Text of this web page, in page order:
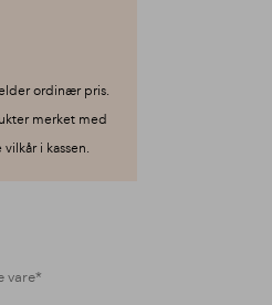
ordinær pris.
merket med
i kassen.
vare*